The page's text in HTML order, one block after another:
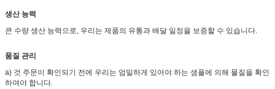
생산 능력
큰 수량 생산 능력으로, 우리는 제품의 유통과 배달 일정을 보증할 수 있습니다.
품질 관리
a) 것 주문이 확인되기 전에 우리는 엄밀하게 있어야 하는 샘플에 의해 물질을 확인
하여야 합니다.